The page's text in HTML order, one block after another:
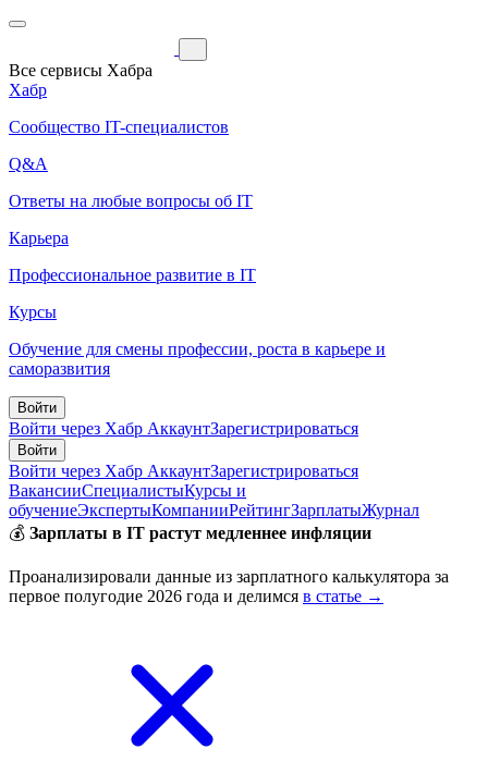
Все сервисы Хабра
Хабр
Сообщество IT-специалистов
Q&A
Ответы на любые вопросы об IT
Карьера
Профессиональное развитие в IT
Курсы
Обучение для смены профессии, роста в карьере и
саморазвития
Войти
Войти через Хабр АккаунтЗарегистрироваться
Войти
Войти через Хабр АккаунтЗарегистрироваться
ВакансииСпециалистыКурсы и
обучениеЭкспертыКомпанииРейтингЗарплатыЖурнал
💰 Зарплаты в IT растут медленнее инфляции
Проанализировали данные из зарплатного калькулятора за
первое полугодие 2026 года и делимся в статье →